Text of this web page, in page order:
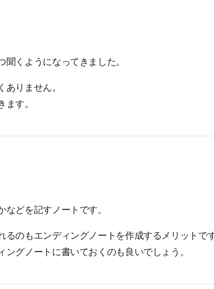
くようになってきました。
りません。
す。
どを記すノートです。
のもエンディングノートを作成するメリットです
グノートに書いておくのも良いでしょう。